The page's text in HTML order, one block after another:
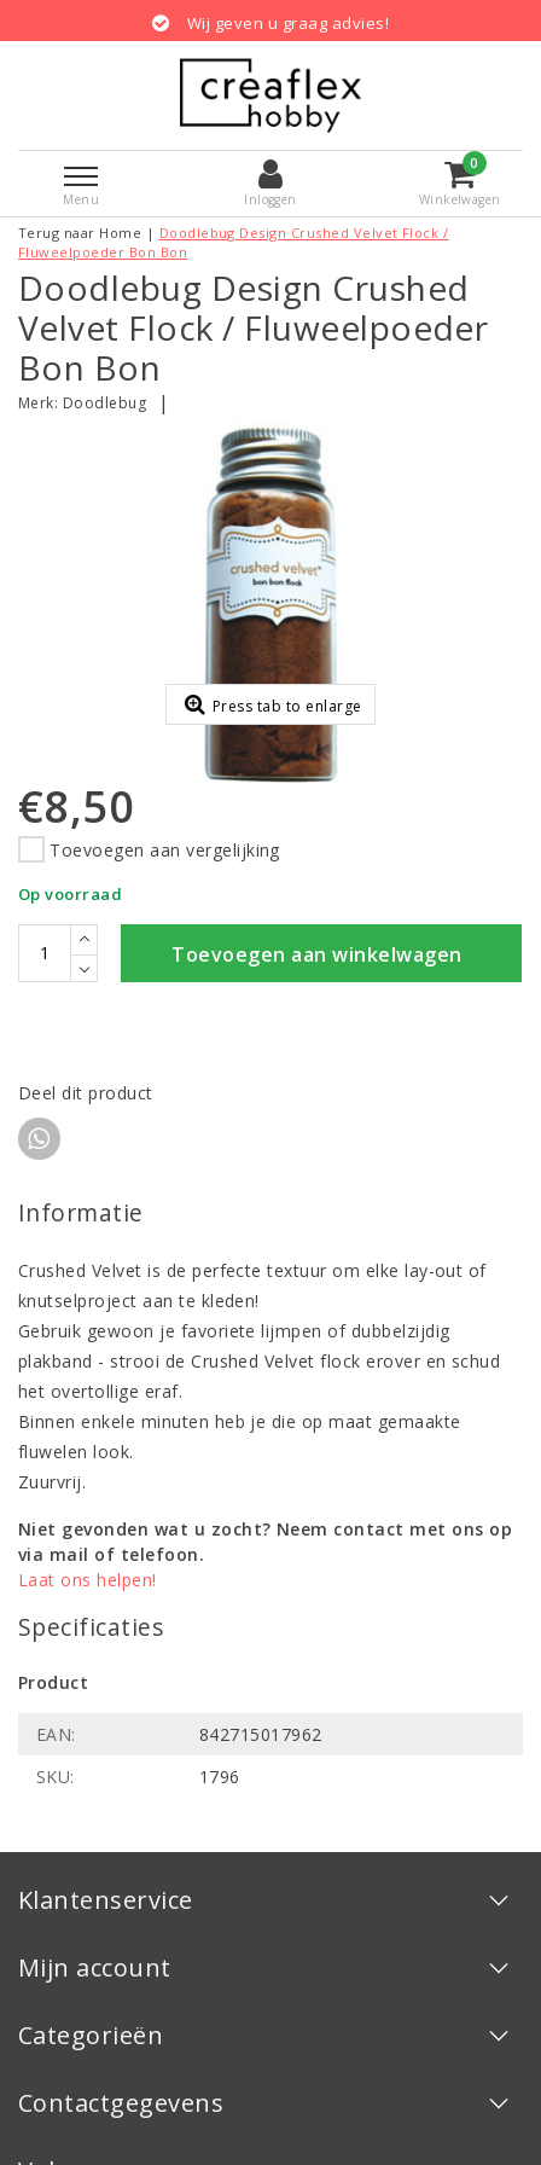
Wij geven u graag advies!
Menu Inloggen
0
Winkelwagen
Terug naar Home | Doodlebug Design Crushed Velvet Flock /
Fluweelpoeder Bon Bon
Doodlebug Design Crushed
Velvet Flock / Fluweelpoeder
Bon Bon
Merk: Doodlebug |
Press tab to enlarge
€8,50
Toevoegen aan vergelijking
Op voorraad
Toevoegen aan winkelwagen
Deel dit product
Informatie
Crushed Velvet is de perfecte textuur om elke lay-out of
knutselproject aan te kleden!
Gebruik gewoon je favoriete lijmpen of dubbelzijdig
plakband - strooi de Crushed Velvet flock erover en schud
het overtollige eraf.
Binnen enkele minuten heb je die op maat gemaakte
fluwelen look.
Zuurvrij.
Niet gevonden wat u zocht? Neem contact met ons op
via mail of telefoon.
Laat ons helpen!
Specificaties
Product
EAN:
842715017962
SKU:
1796
Klantenservice
Mijn account
Categorieën
Contactgegevens